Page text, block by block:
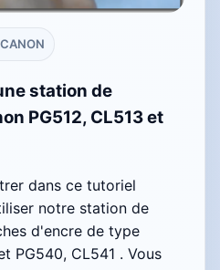
station de
PG512, CL513 et
dans ce tutoriel
notre station de
d'encre de type
PG540, CL541 . Vous